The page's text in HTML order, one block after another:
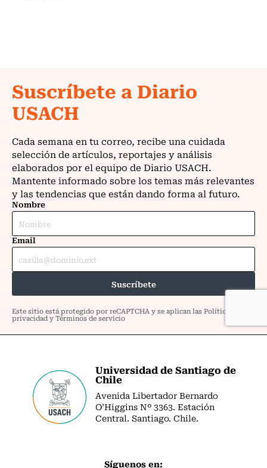
Universidad de Santiago de
Chile
Avenida Libertador Bernardo
O’Higgins Nº 3363. Estación
Central. Santiago. Chile.
Síguenos en: